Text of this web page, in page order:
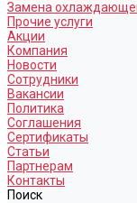
Замена
Прочие услуги
Акции
Компания
Новости
Сотрудники
Вакансии
Политика
Соглашения
Сертификаты
Статьи
Партнерам
Контакты
Поиск